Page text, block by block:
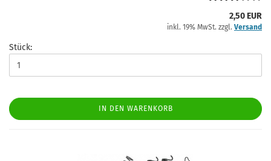
2,50 EUR
inkl. 19% MwSt. zzgl. Versand
Stück:
IN DEN WARENKORB